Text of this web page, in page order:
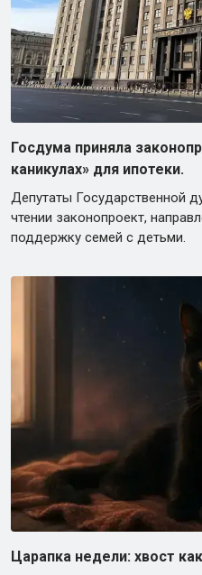
Госдума приняла
каникулах» для ипотеки.
Депутаты Государственной
чтении законопроект,
поддержку семей с детьми.
Царапка недели: хвост